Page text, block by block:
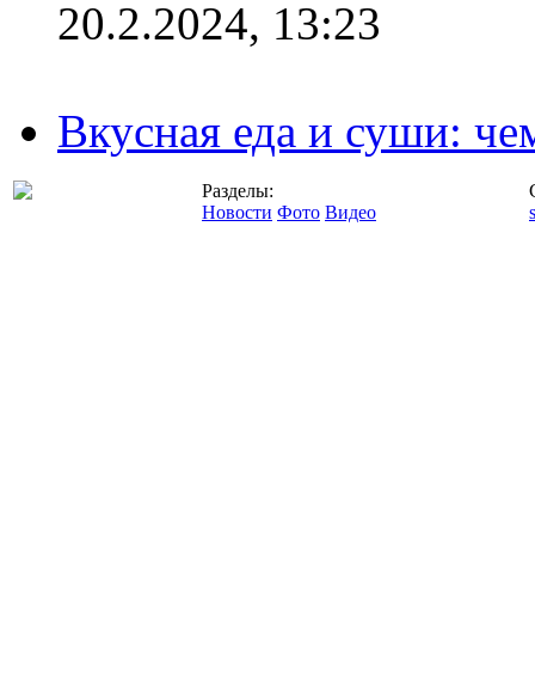
20.2.2024, 13:23
Вкусная еда и суши:
Разделы:
Новости Фото Видео